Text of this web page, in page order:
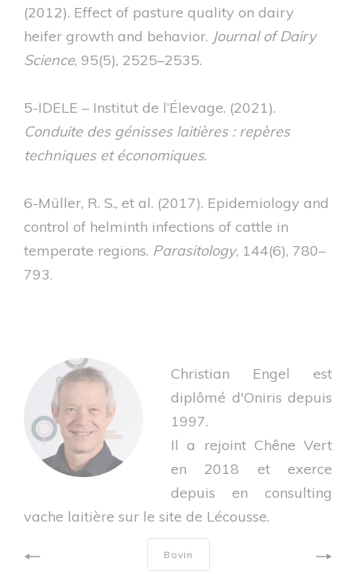
(2012). Effect of pasture quality on dairy
heifer growth and behavior. Journal of Dairy
Science, 95(5), 2525–2535.
5-IDELE – Institut de l’Élevage. (2021).
Conduite des génisses laitières : repères
techniques et économiques.
6-Müller, R. S., et al. (2017). Epidemiology and
control of helminth infections of cattle in
temperate regions. Parasitology, 144(6), 780–
793.
Christian Engel est
diplômé d'Oniris depuis
1997.
Il a rejoint Chêne Vert
en 2018 et exerce
depuis en consulting
vache laitière sur le site de Lécousse.
Bovin